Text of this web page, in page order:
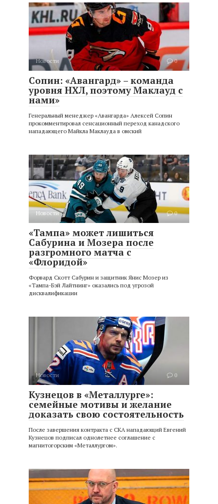
Новости 0
Сопин: «Авангард» – команда
уровня НХЛ, поэтому Маклауд с
нами»
Генеральный менеджер «Авангарда» Алексей Сопин
прокомментировал сенсационный переход канадского
нападающего Майкла Маклауда в омский
Новости 0
«Тампа» может лишиться
Сабурина и Мозера после
разгромного матча с
«Флоридой»
Форвард Скотт Сабурин и защитник Янис Мозер из
«Тампа-Бэй Лайтнинг» оказались под угрозой
дисквалификации
Новости 0
Кузнецов в «Металлурге»:
семейные мотивы и желание
доказать свою состоятельность
После завершения контракта с СКА нападающий Евгений
Кузнецов подписал однолетнее соглашение с
магнитогорским «Металлургом».